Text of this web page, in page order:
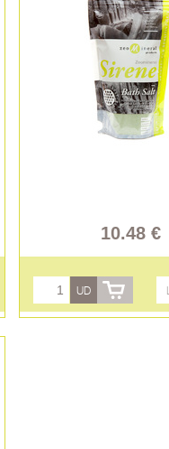
10.48 €
UD